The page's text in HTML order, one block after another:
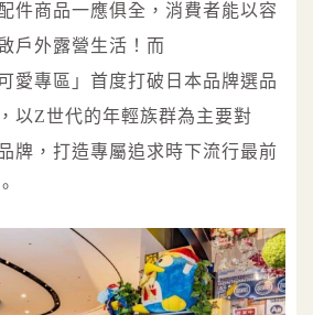
件商品一應俱全，消費者能以容
戶外露營生活！而
愛專區」首度打破日本品牌選品
以Z世代的年輕族群為主要對
牌，打造專屬追求時下流行最前